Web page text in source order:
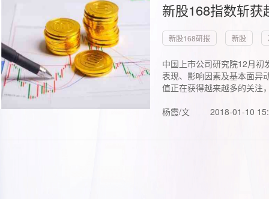
新股168指数斩
新股168研报 新股
中国上市公司研究院12月初
表现、影响因素及基本面异
值正在获得越来越多的关注
杨霞/文
2018-01-10